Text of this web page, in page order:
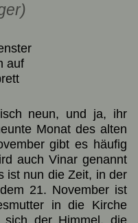
neun, und ja, ihr
Monat des alten
gibt es häufig
auch Vinar genannt
ist nun die Zeit, in der
21. November ist
in die Kirche
sich der Himmel, die